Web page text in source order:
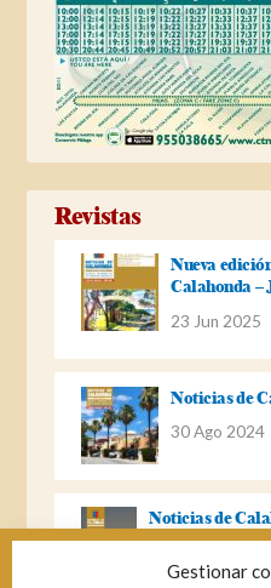
Gestionar
Revistas
Nueva
Calahonda –
23 Jun 2025
Noticias de
30 Ago 2024
Noticias de